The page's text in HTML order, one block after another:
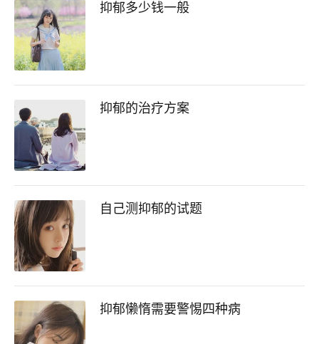
抑郁多少钱一般
抑郁的治疗方案
自己测抑郁的试题
抑郁懒惰需要警惕四种病